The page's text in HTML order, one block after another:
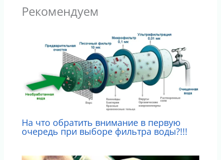
Рекомендуем
На что обратить внимание в первую
очередь при выборе фильтра воды?!!!